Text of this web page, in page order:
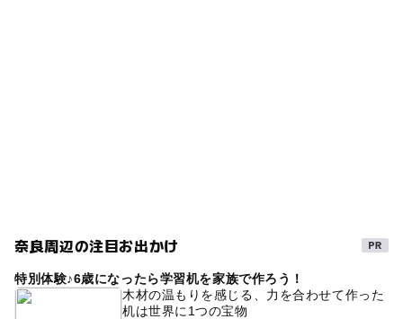
奈良周辺の注目お出かけ
特別体験♪6歳になったら学習机を家族で作ろう！
木材の温もりを感じる、力を合わせて作った
机は世界に1つの宝物